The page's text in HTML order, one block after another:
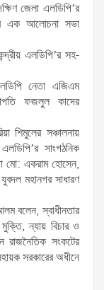
জেলা এলডিপি’র
এক আলোচনা সভা
এলডিপি’র সহ-
নেতা এজিএম
ফজলুল কাদের
শিমুলের সঞ্চালনায়
সাংগঠনিক
মো: একরাম হোসেন,
মহানগর সাধারণ
বলেন, স্বাধীনতার
ন্যায় বিচার ও
রাজনৈতিক সংকটের
সরকারের অধীনে